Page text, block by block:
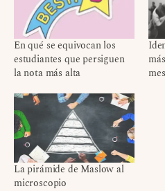
En qué se equivocan los
estudiantes que persiguen
la nota más alta
La pirámide de Maslow al
microscopio